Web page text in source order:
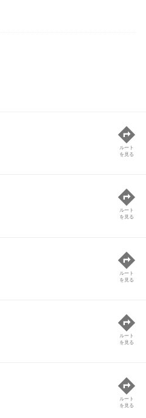
ルート
を見る
ルート
を見る
ルート
を見る
ルート
を見る
ルート
を見る